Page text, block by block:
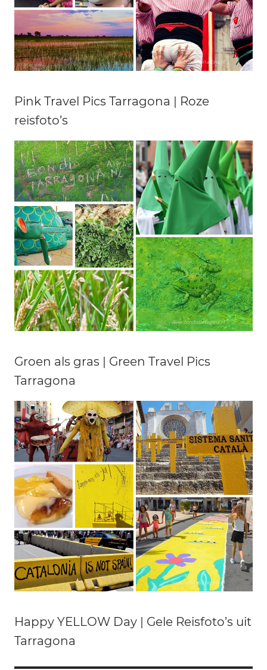
Pink Travel Pics Tarragona | Roze
reisfoto’s
Groen als gras | Green Travel Pics
Tarragona
Happy YELLOW Day | Gele Reisfoto’s uit
Tarragona